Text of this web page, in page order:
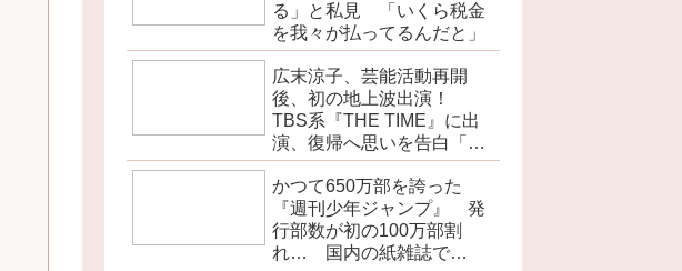
る」と私見 「いくら税金
を我々が払ってるんだと」
広末涼子、芸能活動再開
後、初の地上波出演！
TBS系『THE TIME』に出
演、復帰へ思いを告白「自
分の弱い部分だったり…」
かつて650万部を誇った
『週刊少年ジャンプ』 発
行部数が初の100万部割
れ… 国内の紙雑誌で